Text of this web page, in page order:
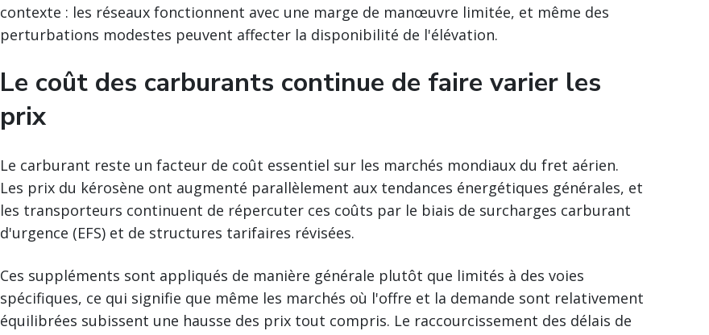
contexte : les réseaux fonctionnent avec une marge de manœuvre limitée, et même des
perturbations modestes peuvent affecter la disponibilité de l'élévation.
Le coût des carburants continue de faire varier les
prix
Le carburant reste un facteur de coût essentiel sur les marchés mondiaux du fret aérien.
Les prix du kérosène ont augmenté parallèlement aux tendances énergétiques générales, et
les transporteurs continuent de répercuter ces coûts par le biais de surcharges carburant
d'urgence (EFS) et de structures tarifaires révisées.
Ces suppléments sont appliqués de manière générale plutôt que limités à des voies
spécifiques, ce qui signifie que même les marchés où l'offre et la demande sont relativement
équilibrées subissent une hausse des prix tout compris. Le raccourcissement des délais de